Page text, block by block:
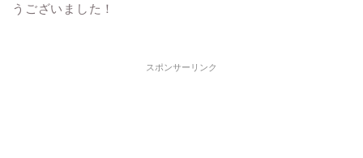
うございました！
スポンサーリンク